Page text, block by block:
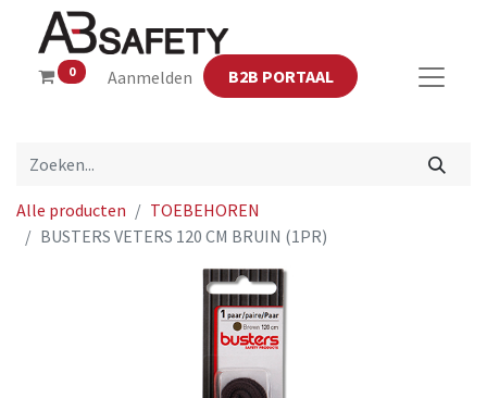
0 Aanmelden B2B PORTAAL
Alle producten
TOEBEHOREN
BUSTERS VETERS 120 CM BRUIN (1PR)